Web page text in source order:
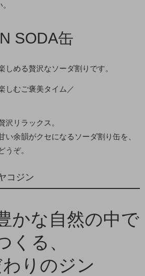
SODA缶
しめる贅沢なソーダ割りです。
しむご褒美タイム／
沢リラックス。
い余韻がクセになるソーダ割り缶を、
うぞ。
コジン
かな自然の中で
くる、
りのジン